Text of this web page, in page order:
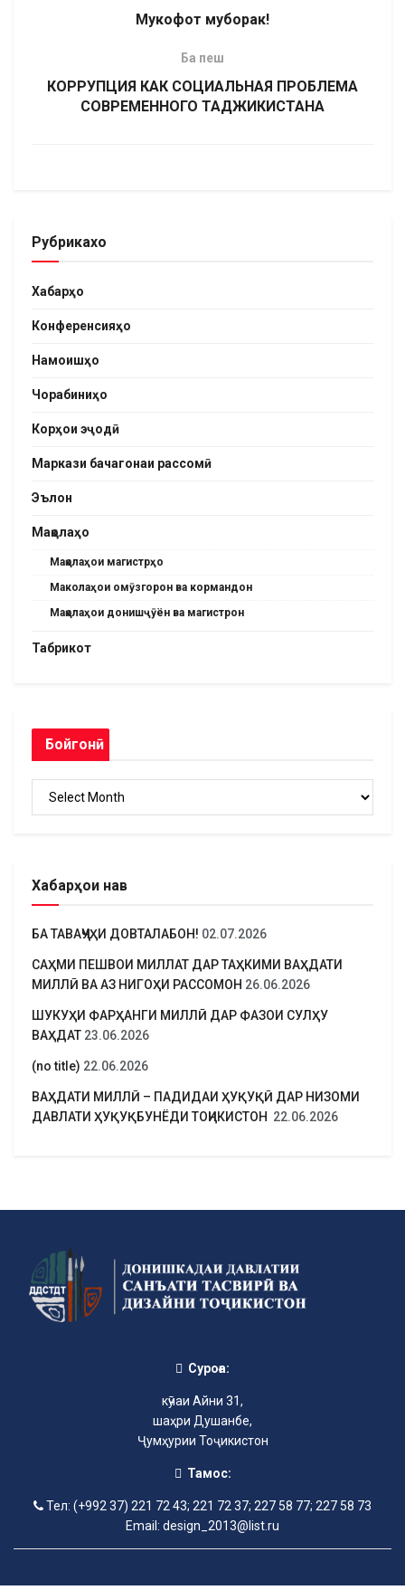
Мукофот муборак!
Ба пеш
КОРРУПЦИЯ КАК СОЦИАЛЬНАЯ ПРОБЛЕМА
СОВРЕМЕННОГО ТАДЖИКИСТАНА
Рубрикахо
Хабарҳо
Конференсияҳо
Намоишҳо
Чорабиниҳо
Корҳои эҷодӣ
Маркази бачагонаи рассомӣ
Эълон
Мақолаҳо
Мақолаҳои магистрҳо
Маколаҳои омӯзгорон ва кормандон
Мақолаҳои донишҷӯён ва магистрон
Табрикот
Бойгонӣ
Хабарҳои нав
БА ТАВАҶҶУҲИ ДОВТАЛАБОН! 02.07.2026
САҲМИ ПЕШВОИ МИЛЛАТ ДАР ТАҲКИМИ ВАҲДАТИ
МИЛЛӢ ВА АЗ НИГОҲИ РАССОМОН 26.06.2026
ШУКУҲИ ФАРҲАНГИ МИЛЛӢ ДАР ФАЗОИ СУЛҲУ
ВАҲДАТ 23.06.2026
(no title) 22.06.2026
ВАҲДАТИ МИЛЛӢ – ПАДИДАИ ҲУҚУҚӢ ДАР НИЗОМИ
ДАВЛАТИ ҲУҚУҚБУНЁДИ ТОҶИКИСТОН 22.06.2026
Суроға:
кӯчаи Айни 31,
шаҳри Душанбе,
Ҷумҳурии Тоҷикистон
Тамос:
Тел: (+992 37) 221 72 43; 221 72 37; 227 58 77; 227 58 73
Email: design_2013@list.ru